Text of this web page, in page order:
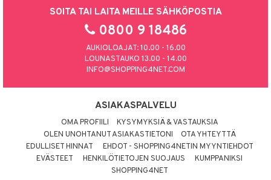
SOITA TAI LAITA MEILLE SÄHKÖPOSTIA
0800 9 18486
AUKIOLOAJAT: 10.00 - 16.00
LOUNASTAUKO 13.00 - 14.00
INFO@SHOPPING4NET.COM
ASIAKASPALVELU
OMA PROFIILI
KYSYMYKSIÄ & VASTAUKSIA
OLEN UNOHTANUT ASIAKASTIETONI
OTA YHTEYTTÄ
EDULLISET HINNAT
EHDOT - SHOPPING4NETIN MYYNTIEHDOT
EVÄSTEET
HENKILÖTIETOJEN SUOJAUS
KUMPPANIKSI
SHOPPING4NET